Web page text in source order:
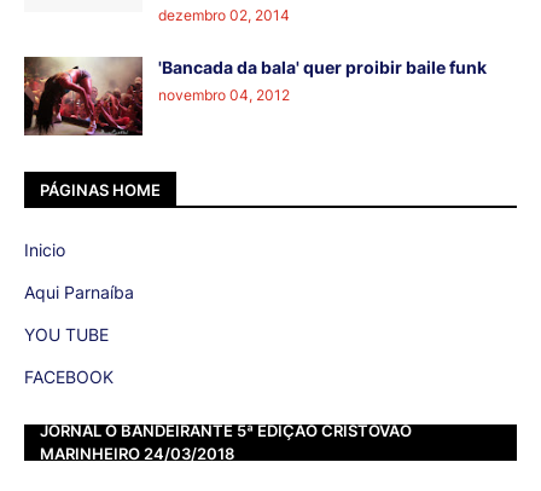
dezembro 02, 2014
'Bancada da bala' quer proibir baile funk
novembro 04, 2012
PÁGINAS HOME
Inicio
Aqui Parnaíba
YOU TUBE
FACEBOOK
JORNAL O BANDEIRANTE 5ª EDIÇÃO CRISTOVÃO
MARINHEIRO 24/03/2018